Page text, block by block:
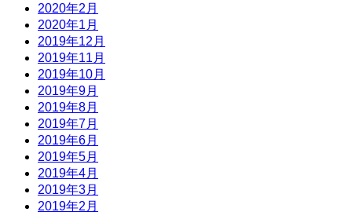
2020年2月
2020年1月
2019年12月
2019年11月
2019年10月
2019年9月
2019年8月
2019年7月
2019年6月
2019年5月
2019年4月
2019年3月
2019年2月